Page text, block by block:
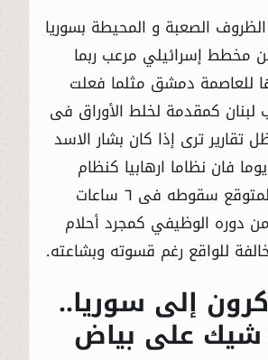
الصعبة و المحيطة بسوريا
مخطط إسرائيلي مرعب ربما
للعاصمة دمشق مثلما فعلت
كمقدمة لخلط الأوراق فى
ترى إذا كان بشار الاسد
سقط فى ١١ يوما فان نظاما ارهابيا كنظام
الجولاني من المتوقع سقوطه فى ٦ ساعات
دوره الوظيفي كمجرد أحلام
للواقع رغم قسوته وبشاعته.
إلى سوريا..
شيك على بياض